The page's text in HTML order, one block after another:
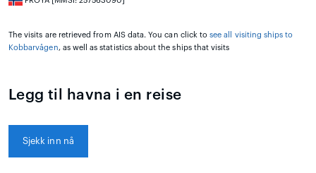
The visits are retrieved from AIS data. You can click tosee all visiting ships to
Kobbarvågen, as well as statistics about the ships that visits
Legg til havna i en reise
Sjekk inn nå